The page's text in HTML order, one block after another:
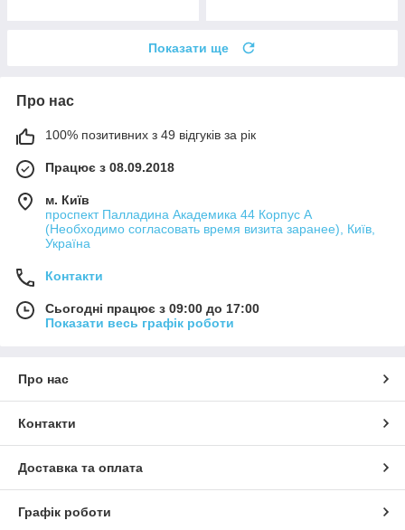
Показати ще
Про нас
100% позитивних з 49 відгуків за рік
Працює з 08.09.2018
м. Київ
проспект Палладина Академика 44 Корпус А
(Необходимо согласовать время визита заранее), Київ,
Україна
Контакти
Сьогодні працює з 09:00 до 17:00
Показати весь графік роботи
Про нас
Контакти
Доставка та оплата
Графік роботи